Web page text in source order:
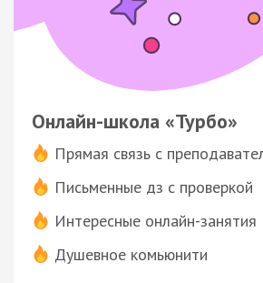
Онлайн-школа «Турбо»
Прямая связь с
Письменные дз с проверкой
Интересные онлайн-занятия
Душевное комьюнити